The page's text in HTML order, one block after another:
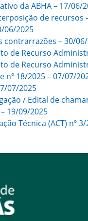
da ABHA – 17/06/
de recursos
06/2025
contrarrazões – 30/
de Recurso
de Recurso
nº 18/2025 – 07/07/
07/2025
/ Edital de
19/09/2025
Técnica (ACT) nº